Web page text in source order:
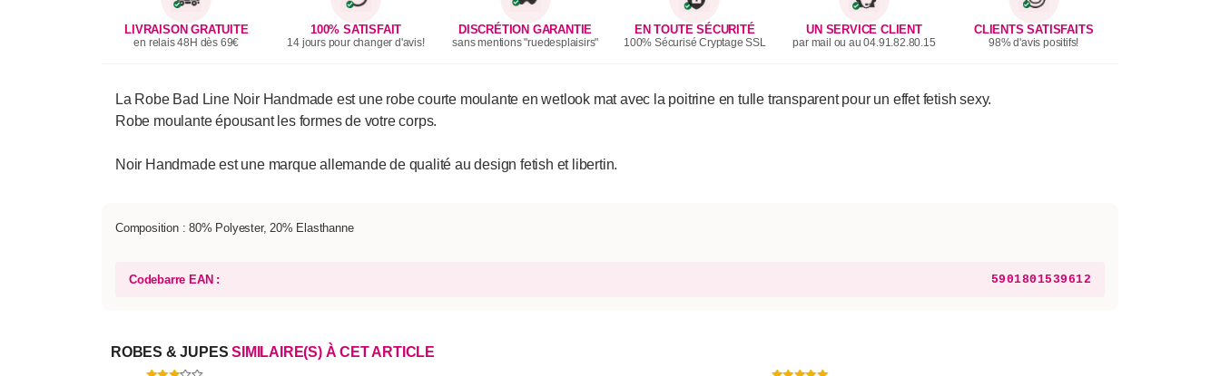
LIVRAISON GRATUITE
en relais 48H dès 69€
100% SATISFAIT
14 jours pour changer d'avis!
DISCRÉTION GARANTIE
sans mentions "ruedesplaisirs"
EN TOUTE SÉCURITÉ
100% Sécurisé Cryptage SSL
UN SERVICE CLIENT
par mail ou au 04.91.82.80.15
CLIENTS SATISFAITS
98% d'avis positifs!
La Robe Bad Line Noir Handmade est une robe courte moulante en wetlook mat avec la poitrine en tulle transparent pour un effet fetish sexy.
Robe moulante épousant les formes de votre corps.
Noir Handmade est une marque allemande de qualité au design fetish et libertin.
Composition : 80% Polyester, 20% Elasthanne
Codebarre EAN : 5901801539612
ROBES & JUPES SIMILAIRE(S) À CET ARTICLE